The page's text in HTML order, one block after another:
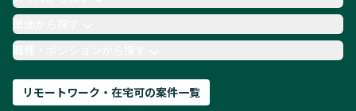
月収100万円 業務委託
COBOL
Ruby
TypeScript
Laravel AWS
単価から探す
職種・ポジションから探す
リモートワーク・在宅可の案件一覧